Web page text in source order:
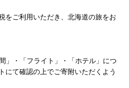
をご利用いただき、北海道の旅をお
」・「フライト」・「ホテル」につ
にて確認の上でご寄附いただくよう